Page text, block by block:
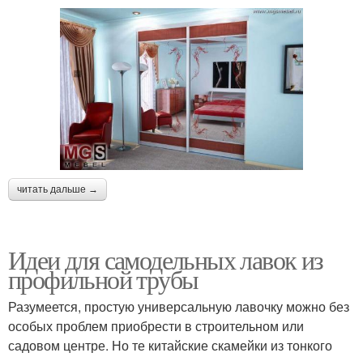
читать дальше →
Идеи для самодельных лавок из
профильной трубы
Разумеется, простую универсальную лавочку можно без
особых проблем приобрести в строительном или
садовом центре. Но те китайские скамейки из тонкого